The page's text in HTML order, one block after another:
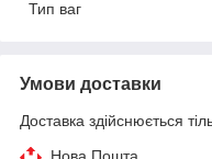
Тип ваг
Умови доставки
Доставка здійснюється
Нова Пошта